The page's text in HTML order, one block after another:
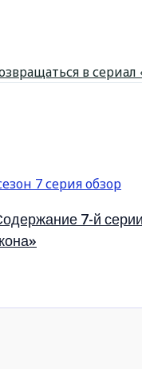
в сериал
7-й